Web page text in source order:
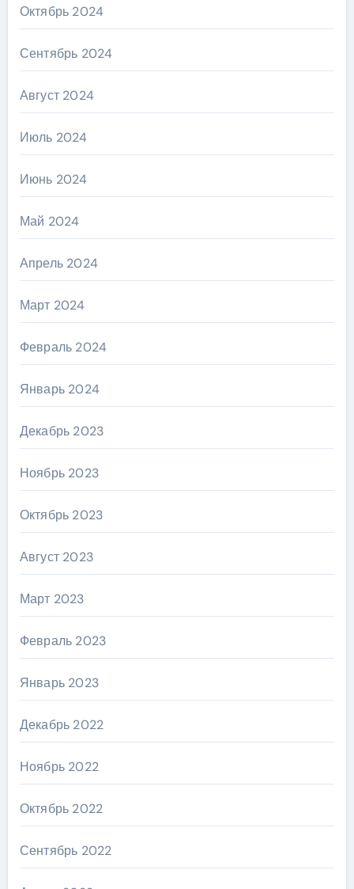
Октябрь 2024
Сентябрь 2024
Август 2024
Июль 2024
Июнь 2024
Май 2024
Апрель 2024
Март 2024
Февраль 2024
Январь 2024
Декабрь 2023
Ноябрь 2023
Октябрь 2023
Август 2023
Март 2023
Февраль 2023
Январь 2023
Декабрь 2022
Ноябрь 2022
Октябрь 2022
Сентябрь 2022